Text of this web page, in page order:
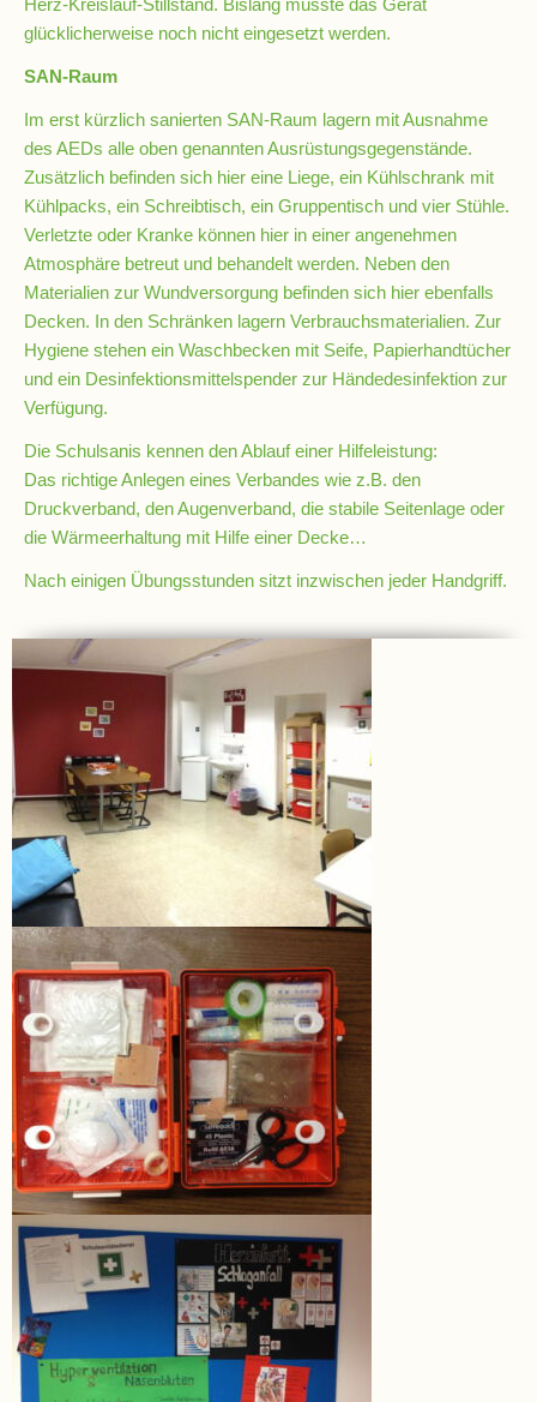
Downloads
und
Formulare
Infos
für
Viertklässler
Anmeldung
Schülerbücherei
Schulbuchordnung
Pausenordnung
Handynutzung
Datenschutz
Sponsoren
Bestellung
Schokoticket
glücklicherweise noch nicht eingesetzt werden.
SAN-Raum
Im erst kürzlich sanierten SAN-Raum lagern mit Ausnahme
des AEDs alle oben genannten Ausrüstungsgegenstände.
Zusätzlich befinden sich hier eine Liege, ein Kühlschrank mit
Kühlpacks, ein Schreibtisch, ein Gruppentisch und vier Stühle.
Verletzte oder Kranke können hier in einer angenehmen
Atmosphäre betreut und behandelt werden. Neben den
Materialien zur Wundversorgung befinden sich hier ebenfalls
Decken. In den Schränken lagern Verbrauchsmaterialien. Zur
Hygiene stehen ein Waschbecken mit Seife, Papierhandtücher
und ein Desinfektionsmittelspender zur Händedesinfektion zur
Verfügung.
Die Schulsanis kennen den Ablauf einer Hilfeleistung:
Das richtige Anlegen eines Verbandes wie z.B. den
Druckverband, den Augenverband, die stabile Seitenlage oder
die Wärmeerhaltung mit Hilfe einer Decke…
Nach einigen Übungsstunden sitzt inzwischen jeder Handgriff.